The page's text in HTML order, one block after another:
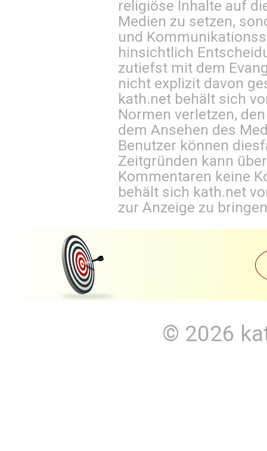
religiöse Inhalte auf
Medien zu setzen,
und
hinsichtlich
zutiefst mit dem
nicht explizit davon
kath.net behält sich
Normen verletzen,
dem Ansehen des
Benutzer können
Zeitgründen kann
Kommentaren keine
behält sich kath.net
zur Anzeige zu
© 2026